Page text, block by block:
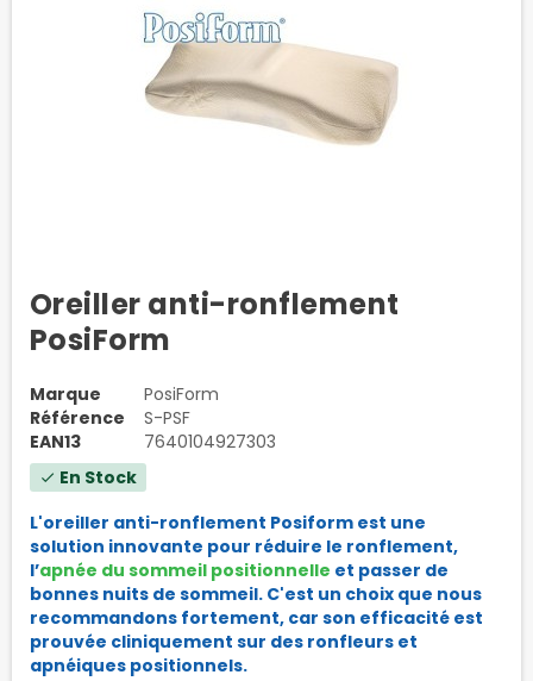
Oreiller anti-ronflement
PosiForm
Marque
PosiForm
Référence
S-PSF
EAN13
7640104927303
check En Stock
L'oreiller anti-ronflement Posiform est une
solution innovante pour réduire le ronflement,
l’apnée du sommeil positionnelle et passer de
bonnes nuits de sommeil. C'est un choix que nous
recommandons fortement, car son efficacité est
prouvée cliniquement sur des ronfleurs et
apnéiques positionnels.